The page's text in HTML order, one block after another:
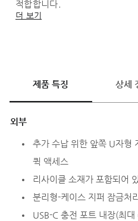
적합합니다.
*캐리어 확장 시, 일부 항공사
더 보기
제품 특징 상세
외부
추가 수납 위한 앞쪽 U자형
퀵 액세스
리사이클 소재가 포함되어
분리형-케이스 지퍼 잠금처
USB-C 충전 포트 내장(최